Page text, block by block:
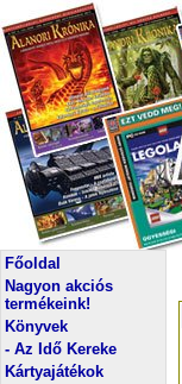
Főoldal
Nagyon akciós
termékeink!
Könyvek
- Az Idő Kereke
Kártyajátékok